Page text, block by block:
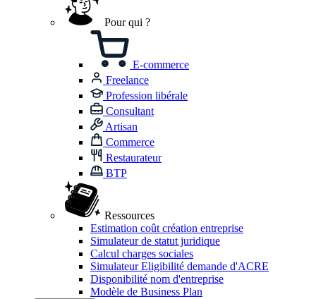
Pour qui ?
E-commerce
Freelance
Profession libérale
Consultant
Artisan
Commerce
Restaurateur
BTP
Ressources
Estimation coût création entreprise
Simulateur de statut juridique
Calcul charges sociales
Simulateur Eligibilité demande d'ACRE
Disponibilité nom d'entreprise
Modèle de Business Plan